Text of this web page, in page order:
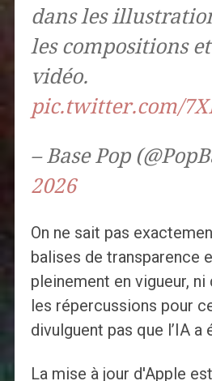
dans les
les compositions
vidéo.
pic.twitter.com/
– Base Pop
2026
On ne sait pas
balises de transparence
pleinement en vigueur,
les répercussions pour
divulguent pas que l’IA a
La mise à jour d'Apple